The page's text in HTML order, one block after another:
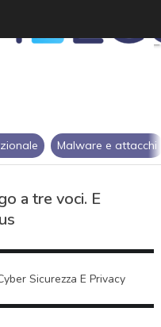
Malware e attacchi
a tre voci. E
Sicurezza E Privacy